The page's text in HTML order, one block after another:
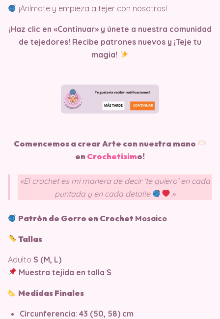
¡Anímate y empieza a tejer con nosotros!
¡Haz clic en «Continuar» y únete a nuestra comunidad
de tejedores! Recibe patrones nuevos y ¡Teje tu
magia!
Comencemos a crear Arte con nuestra mano
en Crochetisimo!
«El crochet es mi manera de decir ‘te quiero’ en cada
puntada y en cada detalle
.»
Patrón de Gorro en Crochet Mosaico
Tallas
Adulto S (M, L)
Muestra tejida en talla S
Medidas Finales
Circunferencia: 43 (50, 58) cm